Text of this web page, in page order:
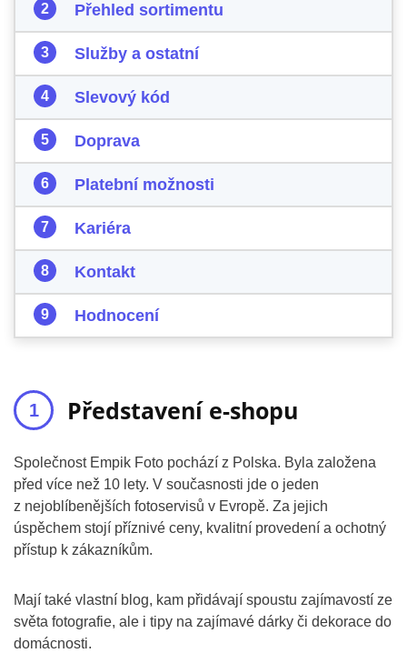
Přehled sortimentu
Služby a ostatní
Slevový kód
Doprava
Platební možnosti
Kariéra
Kontakt
Hodnocení
Představení e-shopu
Společnost Empik Foto pochází z Polska. Byla založena
před více než 10 lety. V současnosti jde o jeden
z nejoblíbenějších fotoservisů v Evropě. Za jejich
úspěchem stojí příznivé ceny, kvalitní provedení a ochotný
přístup k zákazníkům.
Mají také vlastní blog, kam přidávají spoustu zajímavostí ze
světa fotografie, ale i tipy na zajímavé dárky či dekorace do
domácnosti.